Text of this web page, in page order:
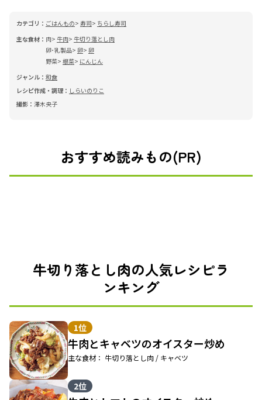
カテゴリ： ごはんもの 寿司
ちらし寿司
主な食材： 肉 牛肉 牛切り落とし肉
卵･乳製品 卵 卵
野菜 根菜
にんじん
ジャンル： 和食
レシピ作成・調理： しらいのりこ
撮影： 澤木央子
おすすめ読みもの(PR)
牛切り落とし肉の人気レシピラ
ンキング
1位
牛肉とキャベツのオイスター炒め
主な食材： 牛切り落とし肉 / キャベツ
2位